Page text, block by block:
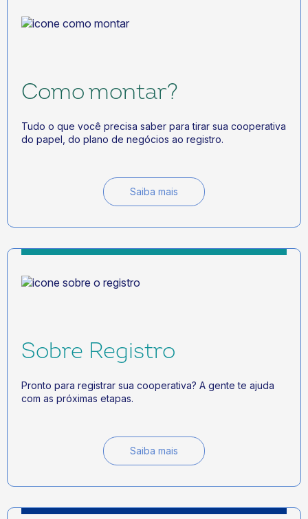
Como montar?
Tudo o que você precisa saber para tirar sua cooperativa
do papel, do plano de negócios ao registro.
Saiba mais
Sobre Registro
Pronto para registrar sua cooperativa? A gente te ajuda
com as próximas etapas.
Saiba mais